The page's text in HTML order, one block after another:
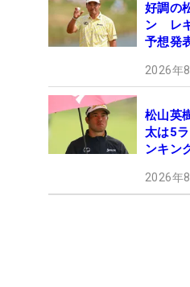
好調の
ン レ
予想発
2026年
松山英
太は5
ンキン
2026年